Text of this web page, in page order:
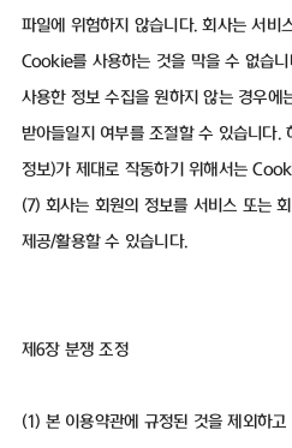
파일에 위험하지 않습니다. 회사는 서비
Cookie를 사용하는 것을 막을 수 없습
사용한 정보 수집을 원하지 않는 경우
받아들일지 여부를 조절할 수 있습니다.
정보)가 제대로 작동하기 위해서는
(7) 회사는 회원의 정보를 서비스 또는
제공/활용할 수 있습니다.
제6장 분쟁 조정
(1) 본 이용약관에 규정된 것을 제외하